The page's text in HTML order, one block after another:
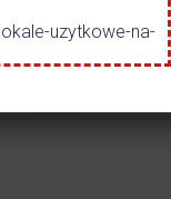
uzytkowe-na-